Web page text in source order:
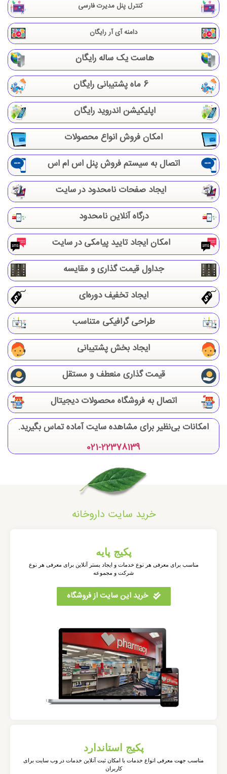
کنترل پنل مدیرت فارسی
دامنه آی آر رایگان
هاست یک ساله رایگان
اپلیکیشن اندروید رایگان
امکان فروش انواع محصولات
اتصال به سیستم فروش پنل اس ام اس
ایجاد صفحات نامحدود در سایت
درگاه آنلاین نامحدود
امکان ایجاد تایید پیامکی در سایت
جداول قیمت گذاری و مقایسه
ایجاد تخفیف دوره‌ای
طراحی گرافیکی متناسب
ایجاد بخش پشتیبانی
قیمت گذاری منعطف و مستقل
اتصال به فروشگاه محصولات دیجیتال
امکانات بی‌نظیر برای مشاهده سایت آماده تماس بگیرید.
021-22378139
خرید سایت داروخانه
پکیج پایه
مناسب برای معرفی هر نوع خدمات و ایجاد بستر آنلاین برای معرفی هر نوع
شرکت و مجموعه
خرید این سایت از فروشگاه
پکیج استاندارد
مناسب جهت معرفی انواع خدمات با امکان ثبت آنلاین خدمات در وب سایت برای
کاربران